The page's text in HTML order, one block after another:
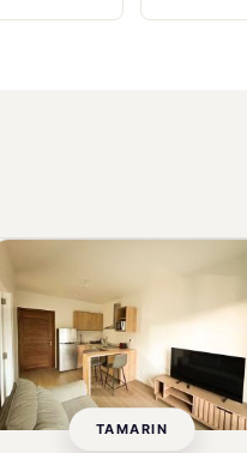
TAMARIN